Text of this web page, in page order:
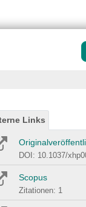
Links
DOI: 10.1037/
Scopus
Zitationen: 1